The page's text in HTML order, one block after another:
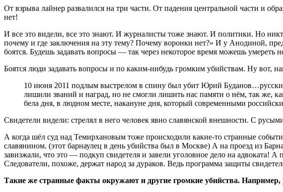
От взрыва лайнер развалился на три части. От падения центральной части и
нет!
И все это видели, все это знают. И журналисты тоже знают. И политики. Но
почему и где заключения на эту тему? Почему воронки нет?» И у Анодиной,
боятся. Будешь задавать вопросы — так через некоторое время можешь умереть
Боятся люди задавать вопросы и по каким-нибудь громким убийствам. Ну вот,
10 июня 2011 подлым выстрелом в спину был убит Юрий
лишили званий и наград, но не смогли лишить нас памяти о нём, так же,
бела дня, в людном месте, накануне дня, который современными
Свидетели видели: стрелял в него человек явно славянской внешности. С
А когда шёл суд над Темирхановым тоже происходили какие-то странные
славянином. (этот барнаулец в день убийства был в Москве) А на проезд из
завизжали, что это — подкуп свидетеля и завели уголовное дело на адвоката! А
Следователи, похоже, держат народ за дураков. Ведь программа защиты
Такие же странные факты окружают и другие громкие убийства. Например,